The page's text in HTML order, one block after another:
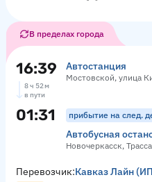
В пределах города
16:39 Автостанция
Мостовской, улица
8 ч 52 м
в пути
01:31 прибытие на след.
Автобусная
Новочеркасск,
Перевозчик:Кавказ Лайн